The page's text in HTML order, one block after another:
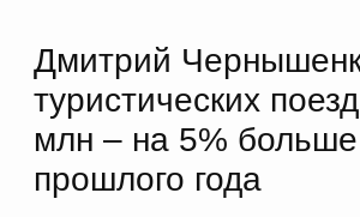
Дмитрий
туристических
млн – на 5%
прошлого года
Демография
Здоровье
Культура